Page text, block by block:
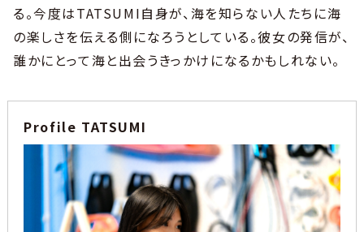
る。今度はTATSUMI自身が、海を知らない人たちに海
の楽しさを伝える側になろうとしている。彼女の発信が、
誰かにとって海と出会うきっかけになるかもしれない。
Profile TATSUMI